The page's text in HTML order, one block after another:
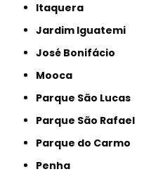
Itaquera
Jardim Iguatemi
José Bonifácio
Mooca
Parque São Lucas
Parque São Rafael
Parque do Carmo
Penha